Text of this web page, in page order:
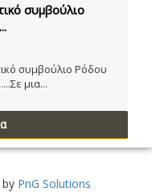
συμβούλιο
συμβούλιο Ρόδου
μια...
PnG Solutions